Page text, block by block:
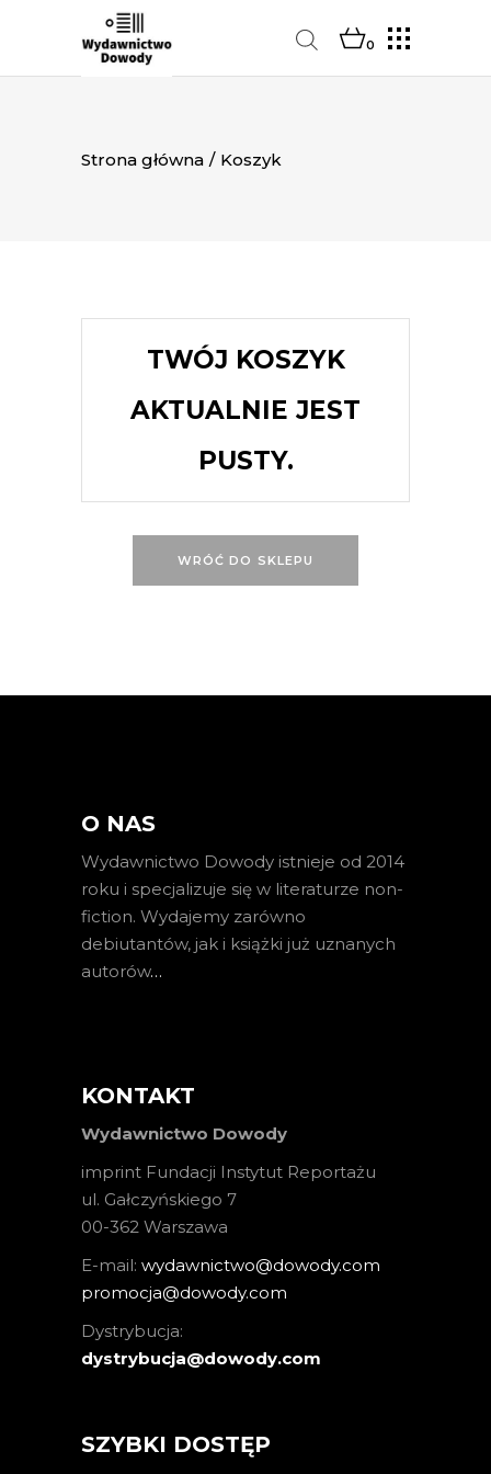
0
Strona główna / Koszyk
TWÓJ KOSZYK
AKTUALNIE JEST
PUSTY.
WRÓĆ DO SKLEPU
O NAS
Wydawnictwo Dowody istnieje od 2014
roku i specjalizuje się w literaturze non-
fiction. Wydajemy zarówno
debiutantów, jak i książki już uznanych
autorów…
KONTAKT
Wydawnictwo Dowody
imprint Fundacji Instytut Reportażu
ul. Gałczyńskiego 7
00-362 Warszawa
E-mail: wydawnictwo@dowody.com
promocja@dowody.com
Dystrybucja:
dystrybucja@dowody.com
SZYBKI DOSTĘP